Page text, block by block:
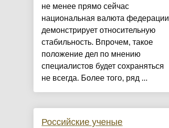
не менее прямо сейчас
национальная валюта федерации
демонстрирует относительную
стабильность. Впрочем, такое
положение дел по мнению
специалистов будет сохраняться
не всегда. Более того, ряд ...
Российские ученые